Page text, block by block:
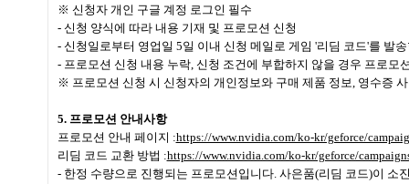
※ 신청자 개인 구글 계정 로그인 필수
- 신청 양식에 따라 내용 기재 및 프로모션 신청
- 신청일로부터 영업일 5일 이내 신청 메일로 게임 '리딤 코드'를 발
- 프로모션 신청 내용 누락, 신청 조건에 부합하지 않을 경우 프로모
※ 프로모션 신청 시 신청자의 개인정보와 구매 제품 정보, 영수증
5. 프로모션 안내사항
프로모션 안내 페이지 :https://www.nvidia.com/ko-kr/geforce/
리딤 코드 교환 방법 :https://www.nvidia.com/ko-kr/geforce/
- 한정 수량으로 진행되는 프로모션입니다. 사은품(리딤 코드)이 소